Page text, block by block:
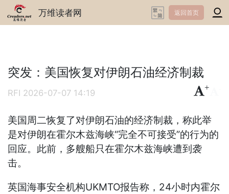
万维读者网 返回首页
突发：美国恢复对伊朗石油经济制裁
RFI 2026-07-07 14:19
+
美国周二恢复了对伊朗石油的经济制裁，称此举
是对伊朗在霍尔木兹海峡“完全不可接受”的行为的
回应。此前，多艘船只在霍尔木兹海峡遭到袭
击。
英国海事安全机构UKMTO报告称，24小时内霍尔